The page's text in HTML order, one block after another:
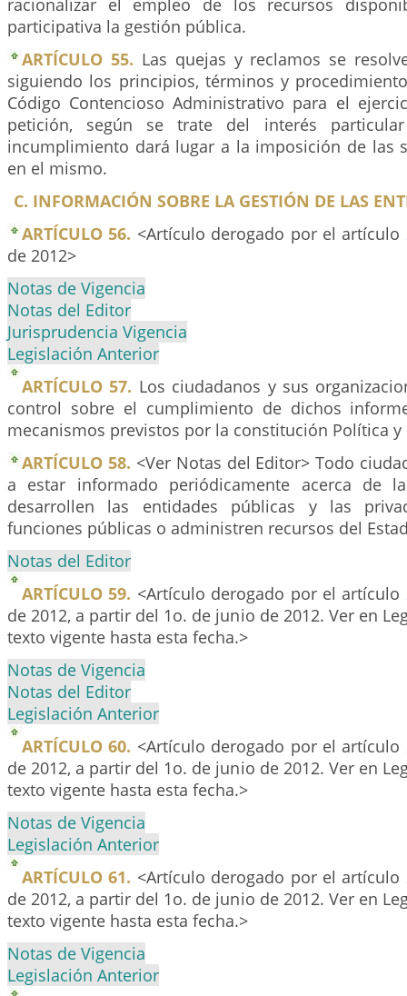
racionalizar el empleo de los recursos
participativa la gestión pública.
ARTÍCULO 55. Las quejas y reclamos se
siguiendo los principios, términos y
Código Contencioso Administrativo para el
petición, según se trate del interés
incumplimiento dará lugar a la imposición de las
en el mismo.
C. INFORMACIÓN SOBRE LA GESTIÓN DE LAS
ARTÍCULO 56. <Artículo derogado por el artículo
de 2012>
Notas de Vigencia
Notas del Editor
Jurisprudencia Vigencia
Legislación Anterior
ARTÍCULO 57. Los ciudadanos y sus
control sobre el cumplimiento de dichos
mecanismos previstos por la constitución Política y
ARTÍCULO 58. <Ver Notas del Editor> Todo
a estar informado periódicamente acerca de
desarrollen las entidades públicas y las
funciones públicas o administren recursos del
Notas del Editor
ARTÍCULO 59. <Artículo derogado por el artículo
de 2012, a partir del 1o. de junio de 2012. Ver en
texto vigente hasta esta fecha.>
Notas de Vigencia
Notas del Editor
Legislación Anterior
ARTÍCULO 60. <Artículo derogado por el artículo
de 2012, a partir del 1o. de junio de 2012. Ver en
texto vigente hasta esta fecha.>
Notas de Vigencia
Legislación Anterior
ARTÍCULO 61. <Artículo derogado por el artículo
de 2012, a partir del 1o. de junio de 2012. Ver en
texto vigente hasta esta fecha.>
Notas de Vigencia
Legislación Anterior